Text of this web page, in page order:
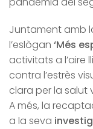
Juntament amb
l’eslògan ‘Més
activitats a l’aire
contra l’estrès
clara per la salut
A més, la
a la seva